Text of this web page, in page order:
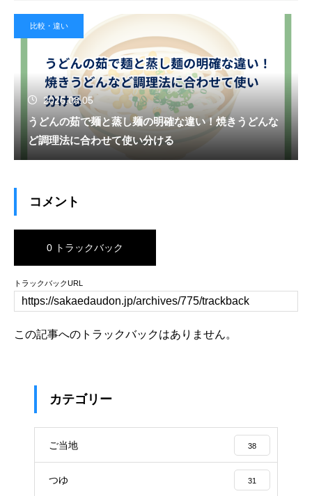
比較・違い
2026.08.05
うどんの茹で麺と蒸し麺の明確な違い！焼きうどんな
ど調理法に合わせて使い分ける
コメント
0 トラックバック
トラックバックURL
この記事へのトラックバックはありません。
カテゴリー
ご当地 38
つゆ 31